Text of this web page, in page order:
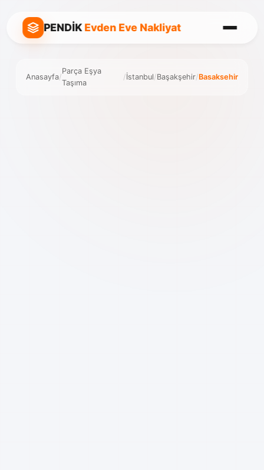
PENDİKEvden Eve Nakliyat
Anasayfa/
Parça Eşya
Taşıma
/İstanbul/Başakşehir/Basaksehir